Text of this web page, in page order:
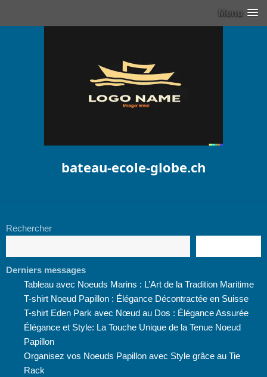
Menu
bateau-ecole-globe.ch
Rechercher
Derniers messages
Tableau avec Noeuds Marins : L’Art de la Tradition Maritime
T-shirt Noeud Papillon : Élégance Décontractée en Suisse
T-shirt Eden Park avec Nœud au Dos : Élégance Assurée
Élégance et Style: La Touche Unique de la Tenue Noeud
Papillon
Organisez vos Noeuds Papillon avec Style grâce au Tie
Rack